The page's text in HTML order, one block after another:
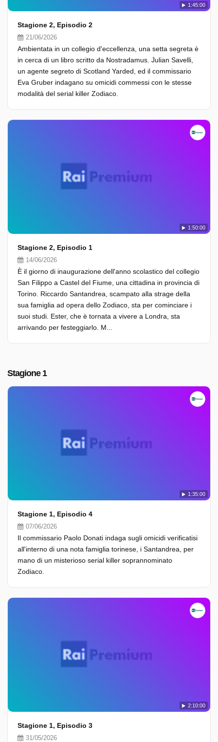
1:45:00
Stagione 2, Episodio 2
21/06/2026
Ambientata in un collegio d'eccellenza, una setta segreta è
in cerca di un libro scritto da Nostradamus. Julian Savelli,
un agente segreto di Scotland Yarded, ed il commissario
Eva Gruber indagano su omicidi commessi con le stesse
modalità del serial killer Zodiaco.
1:50:00
Stagione 2, Episodio 1
14/06/2026
È il giorno di inaugurazione dell'anno scolastico del collegio
San Filippo a Castel del Fiume, una cittadina in provincia di
Torino. Riccardo Santandrea, scampato alla strage della
sua famiglia ad opera dello Zodiaco, sta per cominciare i
suoi studi. Ester, che è tornata a vivere a Londra, sta
arrivando per festeggiarlo. M...
Stagione 1
1:35:00
Stagione 1, Episodio 4
07/06/2026
Il commissario Paolo Donati indaga sugli omicidi verificatisi
all'interno di una nota famiglia torinese, i Santandrea, per
mano di un misterioso serial killer soprannominato
Zodiaco.
2:10:00
Stagione 1, Episodio 3
31/05/2026